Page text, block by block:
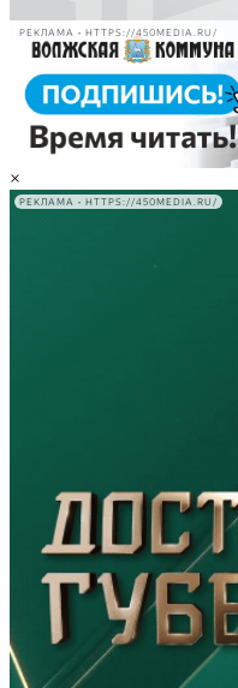
РЕКЛАМА • HTTPS://450MEDIA.RU/
×
РЕКЛАМА • HTTPS://450MEDIA.RU/